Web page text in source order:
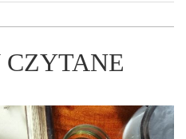
CZYTANE